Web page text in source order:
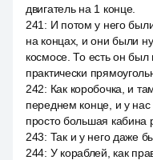
двигатель на 1 конце.
241 : И потом у него
на концах, и они были
космосе. То есть он
практически
242: Как коробочка, и
переднем конце, и у нас
просто большая кабина
243: Так и у него даже
244: У кораблей, как